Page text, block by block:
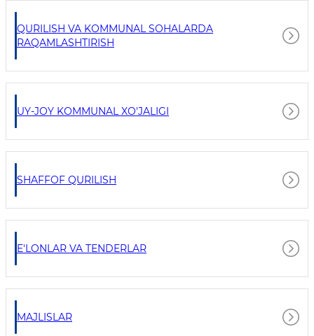
QURILISH VA KOMMUNAL SOHALARDA
RAQAMLASHTIRISH
UY-JOY KOMMUNAL XO'JALIGI
SHAFFOF QURILISH
E'LONLAR VA TENDERLAR
MAJLISLAR